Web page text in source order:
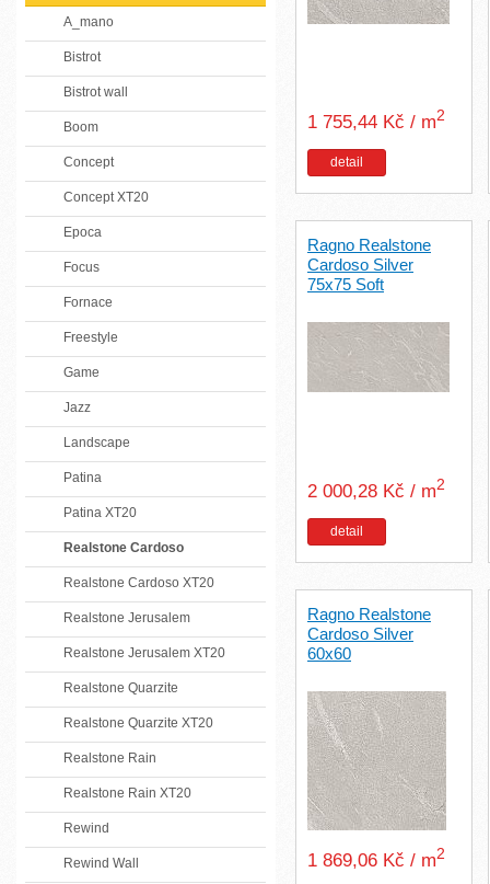
A_mano
Bistrot
Bistrot wall
Boom
Concept
Concept XT20
Epoca
Focus
Fornace
Freestyle
Game
Jazz
Landscape
Patina
Patina XT20
Realstone Cardoso
Realstone Cardoso XT20
Realstone Jerusalem
Realstone Jerusalem XT20
Realstone Quarzite
Realstone Quarzite XT20
Realstone Rain
Realstone Rain XT20
Rewind
Rewind Wall
1 755,44 Kč / m2
detail
Ragno Realstone
Cardoso Silver
75x75 Soft
2 000,28 Kč / m2
detail
Ragno Realstone
Cardoso Silver
60x60
1 869,06 Kč / m2